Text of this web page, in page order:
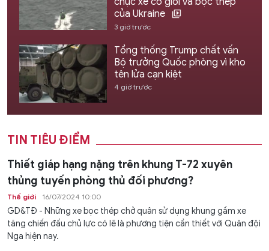
của Ukraine
3 giờ trước
Tổng thống Trump chất vấn
Bộ trưởng Quốc phòng vì kho
tên lửa cạn kiệt
4 giờ trước
TIN TIÊU ĐIỂM
Thiết giáp hạng nặng trên khung T-72 xuyên
thủng tuyến phòng thủ đối phương?
Thế giới 16/07/2024 10:00
GD&TĐ - Những xe bọc thép chở quân sử dụng khung gầm xe
tăng chiến đấu chủ lực có lẽ là phương tiện cần thiết với Quân đội
Nga hiện nay.